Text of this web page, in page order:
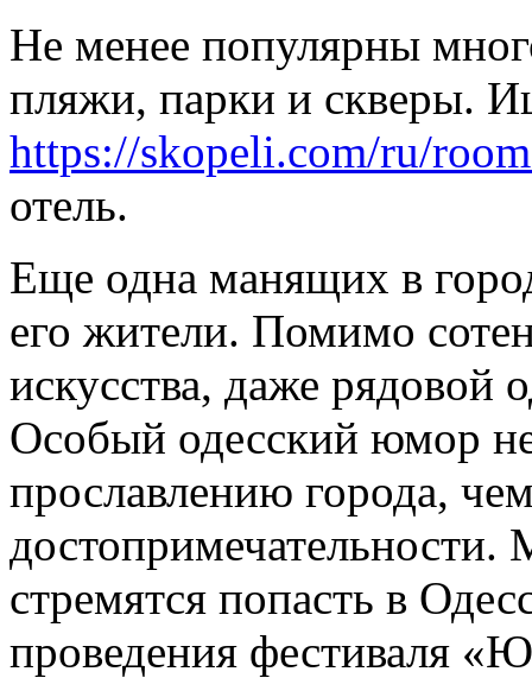
Не менее популярны
пляжи, парки и скверы.
https://skopeli.com/ru/
отель.
Еще одна манящих в
его жители. Помимо
искусства, даже рядовой
Особый одесский юмор
прославлению города,
достопримечательности.
стремятся попасть в
проведения фестиваля